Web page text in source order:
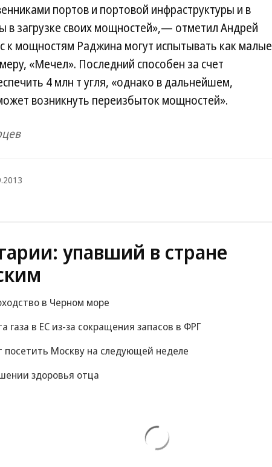
портов и портовой инфраструктуры и в
в загрузке своих мощностей»,— отметил Андрей
к мощностям Раджина могут испытывать как малые
«Мечел». Последний способен за счет
4 млн т угля, «однако в дальнейшем,
возникнуть переизбыток мощностей».
упавший в стране
в Черном море
газа в ЕС из-за сокращения запасов в ФРГ
Москву на следующей неделе
здоровья отца